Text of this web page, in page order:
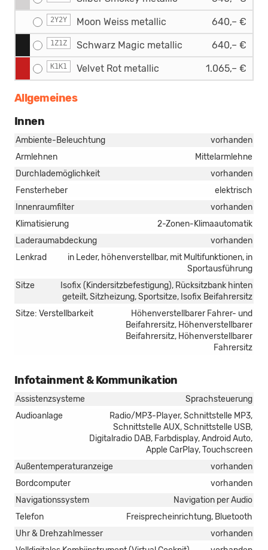
2Y2Y Moon Weiss metallic 640,– €
1Z1Z Schwarz Magic metallic 640,– €
K1K1 Velvet Rot metallic 1.065,– €
Allgemeines
Innen
Ambiente-Beleuchtung
vorhanden
Armlehnen
Mittelarmlehne
Durchlademöglichkeit
vorhanden
Fensterheber
elektrisch
Innenraumfilter
vorhanden
Klimatisierung
2-Zonen-Klimaautomatik
Laderaumabdeckung
vorhanden
Lenkrad
in Leder, höhenverstellbar, mit Multifunktionen, in
Sportausführung
Sitze
Isofix (Kindersitzbefestigung), Rücksitzbank hinten
geteilt, Sitzheizung, Sportsitze, Isofix Beifahrersitz
Sitze: Verstellbarkeit
Höhenverstellbarer Fahrer- und
Beifahrersitz, Höhenverstellbarer
Beifahrersitz, Höhenverstellbarer
Fahrersitz
Infotainment & Kommunikation
Assistenzsysteme
Sprachsteuerung
Audioanlage
Radio/MP3-Player, Schnittstelle MP3,
Schnittstelle AUX, Schnittstelle USB,
Digitalradio DAB, Farbdisplay, Android Auto,
Apple CarPlay, Touchscreen
Außentemperaturanzeige
vorhanden
Bordcomputer
vorhanden
Navigationssystem
Navigation per Audio
Telefon
Freisprecheinrichtung, Bluetooth
Uhr & Drehzahlmesser
vorhanden